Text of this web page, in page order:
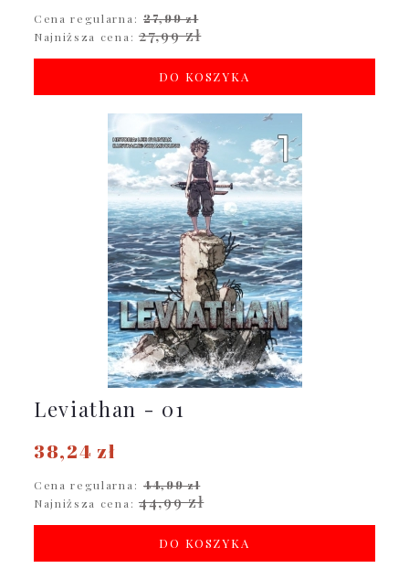
Cena regularna: 27,99 zł
Najniższa cena: 27,99 zł
DO KOSZYKA
Leviathan - 01
38,24 zł
Cena regularna: 44,99 zł
Najniższa cena: 44,99 zł
DO KOSZYKA